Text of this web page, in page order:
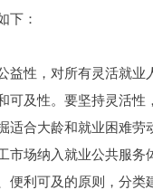
下：
益性，对所有灵活就
可及性。要坚持灵活
适合大龄和就业困难
市场纳入就业公共服
便利可及的原则，分